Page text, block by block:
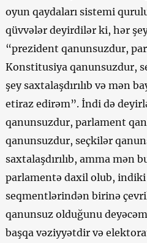
oyun qaydaları sistemi
qüvvələr deyirdilər ki, hər
“prezident qanunsuzdur,
Konstitusiya qanunsuzdur,
şey saxtalaşdırılıb və mən
etiraz edirəm”. İndi də
qanunsuzdur, parlament
qanunsuzdur, seçkilər
saxtalaşdırılıb, amma mən
parlamentə daxil olub, indiki
seqmentlərindən birinə
qanunsuz olduğunu
başqa vəziyyətdir və